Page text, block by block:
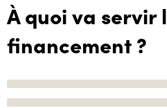
À quoi va servir
financement ?